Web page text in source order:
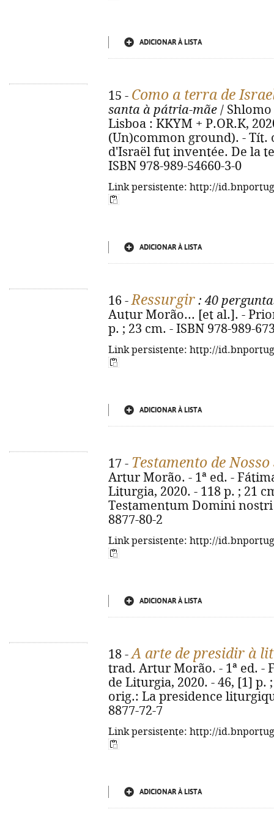
ADICIONAR À LISTA
15 - Como a terra de
santa à pátria-mãe /
Lisboa : KKYM + P.OR.K,
(Un)common ground). - Tít.
d'Israël fut inventée. De la
ISBN 978-989-54660-3-0
Link persistente: http://
ADICIONAR À LISTA
16 -Ressurgir : 40
Autur Morão... [et al.]. -
p. ; 23 cm. - ISBN 978-989-
Link persistente: http://
ADICIONAR À LISTA
17 - Testamento de
Artur Morão. - 1ª ed. -
Liturgia, 2020. - 118 p. ; 21
Testamentum Domini nostri
8877-80-2
Link persistente: http://
ADICIONAR À LISTA
18 -A arte de presidir à
trad. Artur Morão. - 1ª ed. -
de Liturgia, 2020. - 46, [1] p.
orig.: La presidence
8877-72-7
Link persistente: http://
ADICIONAR À LISTA